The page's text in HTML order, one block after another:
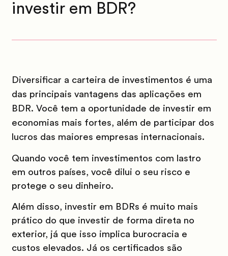
investir em BDR?
Diversificar a carteira de investimentos é uma
das principais vantagens das aplicações em
BDR. Você tem a oportunidade de investir em
economias mais fortes, além de participar dos
lucros das maiores empresas internacionais.
Quando você tem investimentos com lastro
em outros países, você dilui o seu risco e
protege o seu dinheiro.
Além disso, investir em BDRs é muito mais
prático do que investir de forma direta no
exterior, já que isso implica burocracia e
custos elevados. Já os certificados são